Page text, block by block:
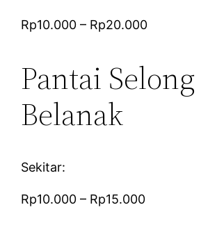
Rp10.000 – Rp20.000
Pantai Selong
Belanak
Sekitar:
Rp10.000 – Rp15.000